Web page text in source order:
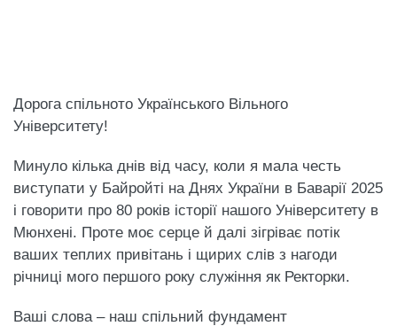
Дорога спільното Українського Вільного
Університету!
Минуло кілька днів від часу, коли я мала честь
виступати у Байройті на Днях України в Баварії 2025
і говорити про 80 років історії нашого Університету в
Мюнхені. Проте моє серце й далі зігріває потік
ваших теплих привітань і щирих слів з нагоди
річниці мого першого року служіння як Ректорки.
Ваші слова – наш спільний фундамент